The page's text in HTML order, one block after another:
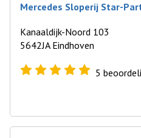
Mercedes Sloperij Star-
Kanaaldijk-Noord 103
5642JA Eindhoven
5